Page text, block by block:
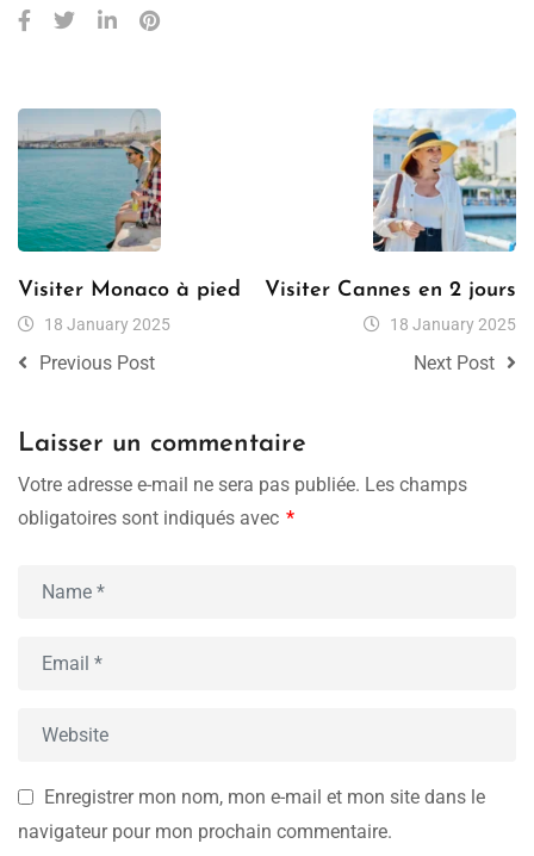
Visiter Monaco à pied
18 January 2025
Previous Post
Visiter Cannes en 2 jours
18 January 2025
Next Post
Laisser un commentaire
Votre adresse e-mail ne sera pas publiée. Les champs
obligatoires sont indiqués avec *
Enregistrer mon nom, mon e-mail et mon site dans le
navigateur pour mon prochain commentaire.